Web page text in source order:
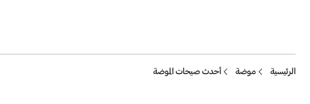
Breadcrumb
الرئيسية موضة أحدث صيحات الموضة